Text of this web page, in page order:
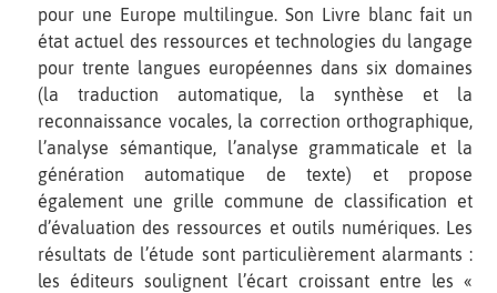
pour une Europe multilingue. Son Livre blanc fait un
état actuel des ressources et technologies du langage
pour trente langues européennes dans six domaines
(la traduction automatique, la synthèse et la
reconnaissance vocales, la correction orthographique,
l’analyse sémantique, l’analyse grammaticale et la
génération automatique de texte) et propose
également une grille commune de classification et
d’évaluation des ressources et outils numériques. Les
résultats de l’étude sont particulièrement alarmants :
les éditeurs soulignent l’écart croissant entre les «